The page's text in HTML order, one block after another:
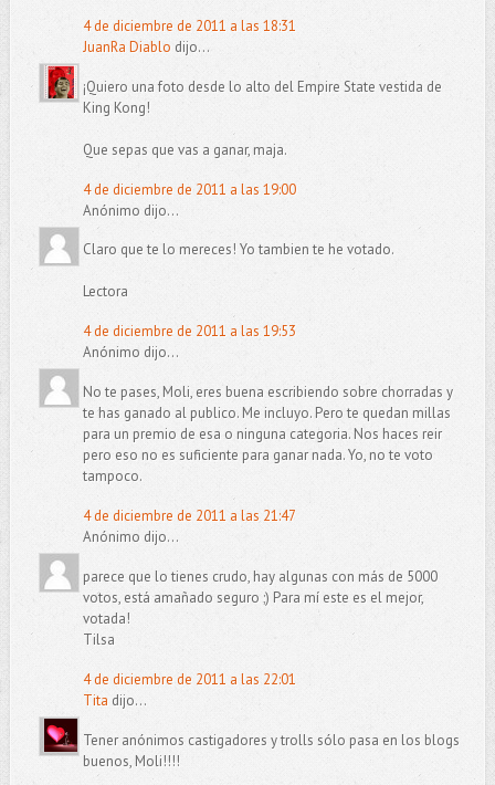
4 de diciembre de 2011 a las 18:31
JuanRa Diablo dijo...
¡Quiero una foto desde lo alto del Empire State vestida de
King Kong!
Que sepas que vas a ganar, maja.
4 de diciembre de 2011 a las 19:00
Anónimo dijo...
Claro que te lo mereces! Yo tambien te he votado.
Lectora
4 de diciembre de 2011 a las 19:53
Anónimo dijo...
No te pases, Moli, eres buena escribiendo sobre chorradas y
te has ganado al publico. Me incluyo. Pero te quedan millas
para un premio de esa o ninguna categoria. Nos haces reir
pero eso no es suficiente para ganar nada. Yo, no te voto
tampoco.
4 de diciembre de 2011 a las 21:47
Anónimo dijo...
parece que lo tienes crudo, hay algunas con más de 5000
votos, está amañado seguro ;) Para mí este es el mejor,
votada!
Tilsa
4 de diciembre de 2011 a las 22:01
Tita dijo...
Tener anónimos castigadores y trolls sólo pasa en los blogs
buenos, Moli!!!!